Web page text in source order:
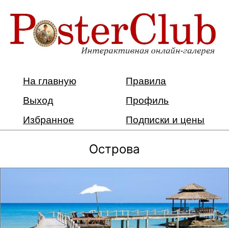
На главную
Правила
Выход
Профиль
Избранное
Подписки и цены
Острова